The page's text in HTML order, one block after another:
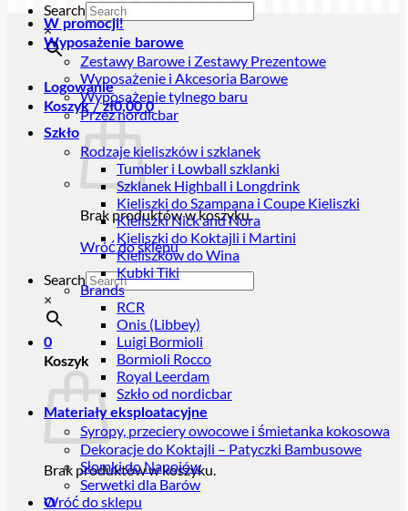
Search
×
Logowanie
Koszyk /zł0,00 0
Brak produktów w koszyku.
Wróć do sklepu
Search
×
0
Koszyk
Brak produktów w koszyku.
Wróć do sklepu
W promocji!
Wyposażenie barowe
Zestawy Barowe i Zestawy Prezentowe
Wyposażenie i Akcesoria Barowe
Wyposażenie tylnego baru
Przez nordicbar
Szkło
Rodzaje kieliszków i szklanek
Tumbler i Lowball szklanki
Szklanek Highball i Longdrink
Kieliszki do Szampana i Coupe Kieliszki
Kieliszki Nick and Nora
Kieliszki do Koktajli i Martini
Kieliszków do Wina
Kubki Tiki
Brands
RCR
Onis (Libbey)
Luigi Bormioli
Bormioli Rocco
Royal Leerdam
Szkło od nordicbar
Materiały eksploatacyjne
Syropy, przeciery owocowe i śmietanka kokosowa
Dekoracje do Koktajli – Patyczki Bambusowe
Słomki do Napojów
Serwetki dla Barów
O